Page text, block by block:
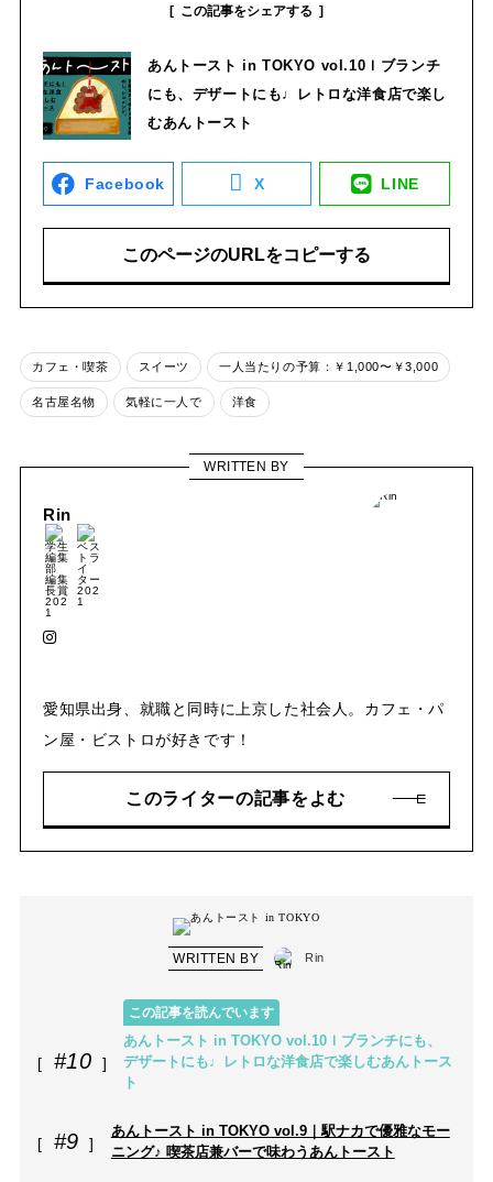
この記事をシェアする
あんトースト in TOKYO vol.10ｌブランチ
にも、デザートにも♩レトロな洋食店で楽し
むあんトースト
Facebook X LINE
このページのURLをコピーする
カフェ・喫茶 スイーツ 一人当たりの予算：￥1,000〜￥3,000
名古屋名物 気軽に一人で 洋食
WRITTEN BY
Rin
愛知県出身、就職と同時に上京した社会人。カフェ・パ
ン屋・ビストロが好きです！
このライターの記事をよむ
WRITTEN BY Rin
#10
この記事を読んでいます
あんトースト in TOKYO vol.10ｌブランチにも、
デザートにも♩レトロな洋食店で楽しむあんトース
ト
#9
あんトースト in TOKYO vol.9｜駅ナカで優雅なモー
ニング♪ 喫茶店兼バーで味わうあんトースト